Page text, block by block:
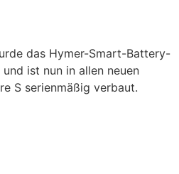
das Hymer-Smart-Battery-
ist nun in allen neuen
S serienmäßig verbaut.